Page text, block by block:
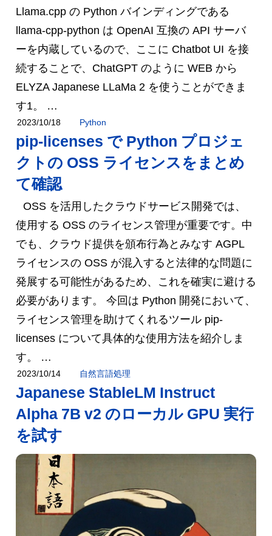
Llama.cpp の Python バインディングである
llama-cpp-python は OpenAI 互換の API サーバ
ーを内蔵しているので、ここに Chatbot UI を接
続することで、ChatGPT のように WEB から
ELYZA Japanese LLaMa 2 を使うことができま
す1。 …
2023/10/18 Python
pip-licenses で Python プロジェ
クトの OSS ライセンスをまとめ
て確認
OSS を活用したクラウドサービス開発では、
使用する OSS のライセンス管理が重要です。中
でも、クラウド提供を頒布行為とみなす AGPL
ライセンスの OSS が混入すると法律的な問題に
発展する可能性があるため、これを確実に避ける
必要があります。 今回は Python 開発において、
ライセンス管理を助けてくれるツール pip-
licenses について具体的な使用方法を紹介しま
す。 …
2023/10/14 自然言語処理
Japanese StableLM Instruct
Alpha 7B v2 のローカル GPU 実行
を試す